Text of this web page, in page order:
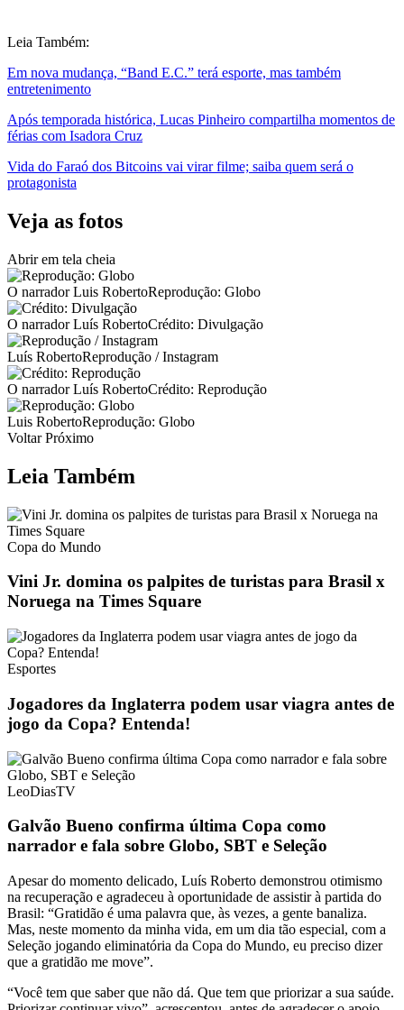
Leia Também:
Em nova mudança, “Band E.C.” terá esporte, mas também
entretenimento
Após temporada histórica, Lucas Pinheiro compartilha momentos de
férias com Isadora Cruz
Vida do Faraó dos Bitcoins vai virar filme; saiba quem será o
protagonista
Veja as fotos
Abrir em tela cheia
O narrador Luis RobertoReprodução: Globo
O narrador Luís RobertoCrédito: Divulgação
Luís RobertoReprodução / Instagram
O narrador Luís RobertoCrédito: Reprodução
Luis RobertoReprodução: Globo
Voltar Próximo
Leia Também
Copa do Mundo
Vini Jr. domina os palpites de turistas para Brasil x
Noruega na Times Square
Esportes
Jogadores da Inglaterra podem usar viagra antes de
jogo da Copa? Entenda!
LeoDiasTV
Galvão Bueno confirma última Copa como
narrador e fala sobre Globo, SBT e Seleção
Apesar do momento delicado, Luís Roberto demonstrou otimismo
na recuperação e agradeceu à oportunidade de assistir à partida do
Brasil: “Gratidão é uma palavra que, às vezes, a gente banaliza.
Mas, neste momento da minha vida, em um dia tão especial, com a
Seleção jogando eliminatória da Copa do Mundo, eu preciso dizer
que a gratidão me move”.
“Você tem que saber que não dá. Que tem que priorizar a sua saúde.